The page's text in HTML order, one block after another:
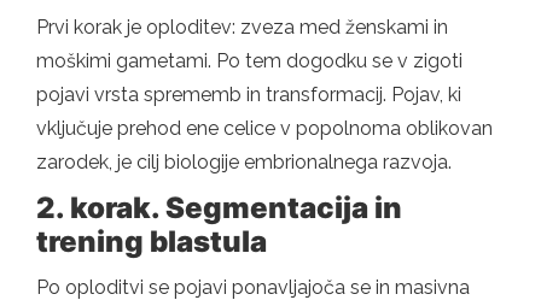
Prvi korak je oploditev: zveza med ženskami in
moškimi gametami. Po tem dogodku se v zigoti
pojavi vrsta sprememb in transformacij. Pojav, ki
vključuje prehod ene celice v popolnoma oblikovan
zarodek, je cilj biologije embrionalnega razvoja.
2. korak. Segmentacija in
trening blastula
Po oploditvi se pojavi ponavljajoča se in masivna